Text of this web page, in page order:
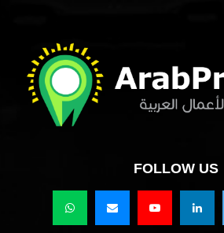
FOLLOW US